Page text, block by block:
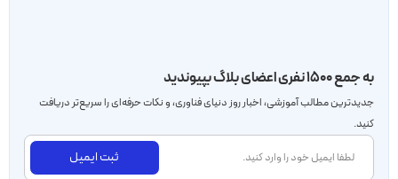
به جمع ۱۵۰۰ نفری اعضای بلاگ بپیوندید
جدید‌ترین مطالب آموزشی، اخبار روز دنیای فناوری، و نکات حرفه‌ای را سریع‌تر دریافت
کنید.
ثبت ایمیل